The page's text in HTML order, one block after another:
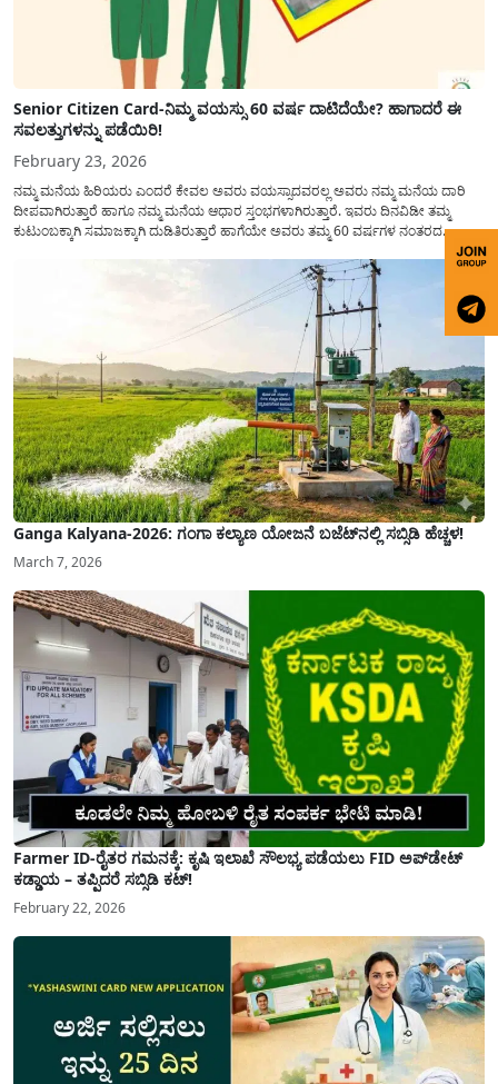
Senior Citizen Card-ನಿಮ್ಮ ವಯಸ್ಸು 60 ವರ್ಷ ದಾಟಿದೆಯೇ? ಹಾಗಾದರೆ ಈ
ಸವಲತ್ತುಗಳನ್ನು ಪಡೆಯಿರಿ!
February 23, 2026
ನಮ್ಮ ಮನೆಯ ಹಿರಿಯರು ಎಂದರೆ ಕೇವಲ ಅವರು ವಯಸ್ಸಾದವರಲ್ಲ ಅವರು ನಮ್ಮ ಮನೆಯ ದಾರಿ
ದೀಪವಾಗಿರುತ್ತಾರೆ ಹಾಗೂ ನಮ್ಮ ಮನೆಯ ಆಧಾರ ಸ್ತಂಭಗಳಾಗಿರುತ್ತಾರೆ. ಇವರು ದಿನವಿಡೀ ತಮ್ಮ
ಕುಟುಂಬಕ್ಕಾಗಿ ಸಮಾಜಕ್ಕಾಗಿ ದುಡಿತಿರುತ್ತಾರೆ ಹಾಗೆಯೇ ಅವರು ತಮ್ಮ 60 ವರ್ಷಗಳ ನಂತರದ
ಜೀವನವನ್ನು ನೆಮ್ಮದಿಯಿಂದ ಕಳೆಯಬೇಕೆಂಬುದು ಪ್ರತಿಯೊಬ್ಬರ ಕನಸಾಗಿರುತ್ತದೆ ಆದ್ದರಿಂದ ಸರ್ಕಾರವು
Ganga Kalyana-2026: ಗಂಗಾ ಕಲ್ಯಾಣ ಯೋಜನೆ ಬಜೆಟ್‌ನಲ್ಲಿ ಸಬ್ಸಿಡಿ ಹೆಚ್ಚಳ!
March 7, 2026
Farmer ID-ರೈತರ ಗಮನಕ್ಕೆ: ಕೃಷಿ ಇಲಾಖೆ ಸೌಲಭ್ಯ ಪಡೆಯಲು FID ಅಪ್‌ಡೇಟ್
ಕಡ್ಡಾಯ – ತಪ್ಪಿದರೆ ಸಬ್ಸಿಡಿ ಕಟ್!
February 22, 2026